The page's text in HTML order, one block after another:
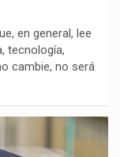
en general, lee
tecnología,
cambie, no será